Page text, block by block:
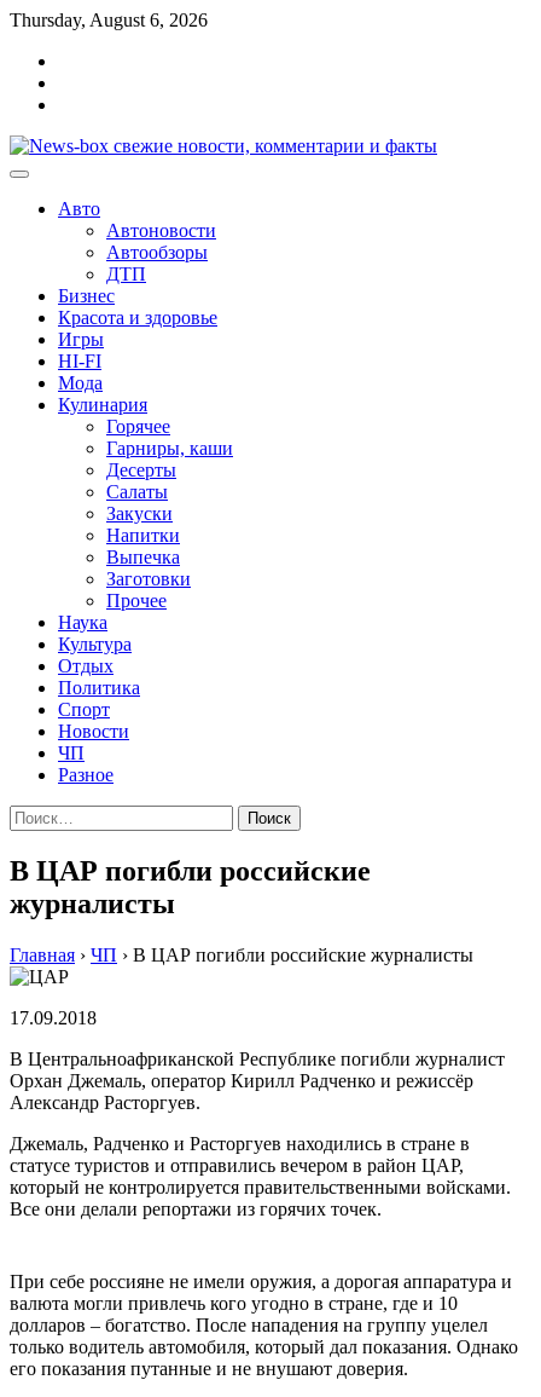
Перейти
содержимому
Thursday, August 6, 2026
Авто
Автоновости
Автообзоры
ДТП
Бизнес
Красота и здоровье
Игры
HI-FI
Мода
Кулинария
Горячее
Гарниры, каши
Десерты
Салаты
Закуски
Напитки
Выпечка
Заготовки
Прочее
Наука
Культура
Отдых
Политика
Спорт
Новости
ЧП
Разное
Найти:
В ЦАР погибли российские
журналисты
Главная › ЧП › В ЦАР погибли российские журналисты
17.09.2018
В Центральноафриканской Республике погибли журналист
Орхан Джемаль, оператор Кирилл Радченко и режиссёр
Александр Расторгуев.
Джемаль, Радченко и Расторгуев находились в стране в
статусе туристов и отправились вечером в район ЦАР,
который не контролируется правительственными войсками.
Все они делали репортажи из горячих точек.
При себе россияне не имели оружия, а дорогая аппаратура и
валюта могли привлечь кого угодно в стране, где и 10
долларов – богатство. После нападения на группу уцелел
только водитель автомобиля, который дал показания. Однако
его показания путанные и не внушают доверия.